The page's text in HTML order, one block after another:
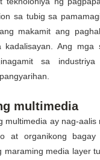
sa tubig sa
makamit ang
kadalisayan. Ang mga
sa industriya
multimedia
multimedia ay nag-aalis
at organikong
maraming media layer